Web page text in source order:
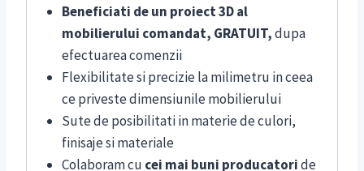
Beneficiati de un proiect 3D al
mobilierului comandat, GRATUIT,dupa
efectuarea comenzii
Flexibilitate si precizie la milimetru in ceea
ce priveste dimensiunile mobilierului
Sute de posibilitati in materie de culori,
finisaje si materiale
Colaboram cu cei mai buni producatoride